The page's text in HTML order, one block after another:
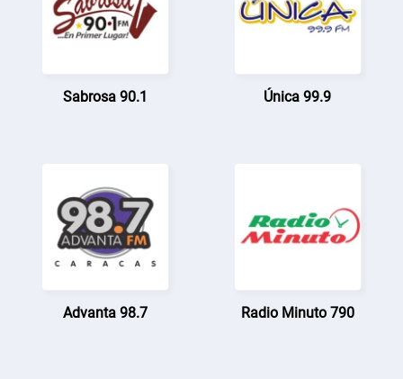
Sabrosa 90.1 Única 99.9
Advanta 98.7 Radio Minuto 790